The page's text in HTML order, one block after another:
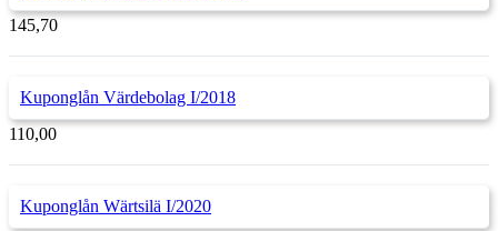
145,70
Kuponglån Värdebolag I/2018
110,00
Kuponglån Wärtsilä I/2020